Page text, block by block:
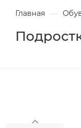
Главная —